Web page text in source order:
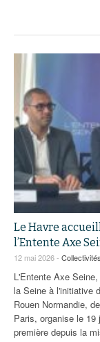
Le Havre
l’Entente Axe
12 mai 2026 - Collectivités
L'Entente Axe
la Seine à l'initiative
Rouen Normandie,
Paris, organise le
première depuis la